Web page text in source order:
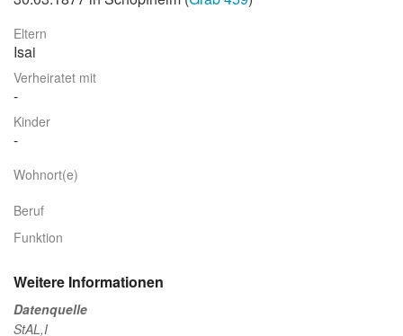
Aktuelles
Suche
Eltern
Isai
Verheiratet mit
Kinder
Wohnort(e)
Beruf
Funktion
Weitere Informationen
Datenquelle
StAL,I